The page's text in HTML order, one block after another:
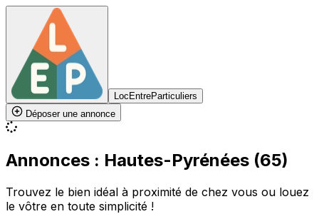
LocEntreParticuliers
Déposer une annonce
Annonces : Hautes-Pyrénées (65)
Trouvez le bien idéal à proximité de chez vous ou louez
le vôtre en toute simplicité !